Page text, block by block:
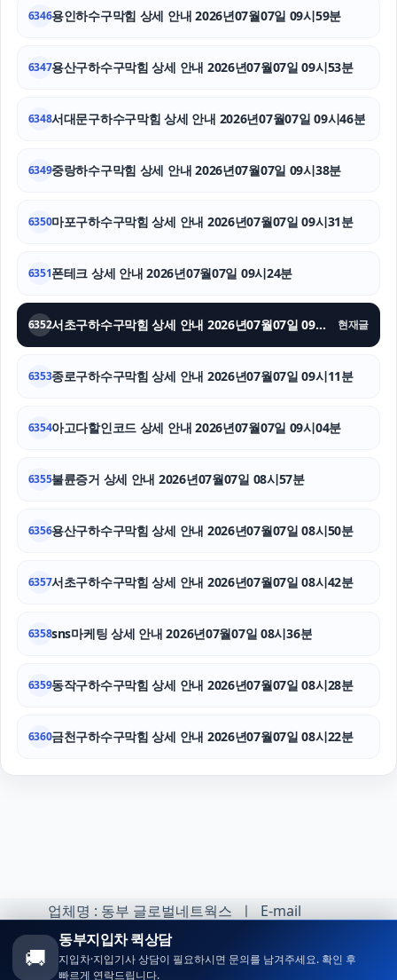
파양보호소
강아지보호소
이혼재산분할
폰테크
소액결제현금화
6346용인하수구막힘 상세 안내 2026년07월07일 09시59분
6347용산구하수구막힘 상세 안내 2026년07월07일 09시53분
6348서대문구하수구막힘 상세 안내 2026년07월07일 09시46분
6349중랑하수구막힘 상세 안내 2026년07월07일 09시38분
6350마포구하수구막힘 상세 안내 2026년07월07일 09시31분
6351폰테크 상세 안내 2026년07월07일 09시24분
6352 서초구하수구막힘 상세 안내 2026년07월07일 09시18분 현재글
6353종로구하수구막힘 상세 안내 2026년07월07일 09시11분
6354아고다할인코드 상세 안내 2026년07월07일 09시04분
6355불륜증거 상세 안내 2026년07월07일 08시57분
6356용산구하수구막힘 상세 안내 2026년07월07일 08시50분
6357서초구하수구막힘 상세 안내 2026년07월07일 08시42분
6358sns마케팅 상세 안내 2026년07월07일 08시36분
6359동작구하수구막힘 상세 안내 2026년07월07일 08시28분
6360금천구하수구막힘 상세 안내 2026년07월07일 08시22분
업체명 : 동부 글로벌네트웍스 ㅣ E-mail
:minhoh1@naver.com
카카오톡 오픈채팅 :
🚚
동부지입차 퀵상담
지입차·지입기사 상담이 필요하시면 문의를 남겨주세요. 확인 후
빠르게 연락드립니다.